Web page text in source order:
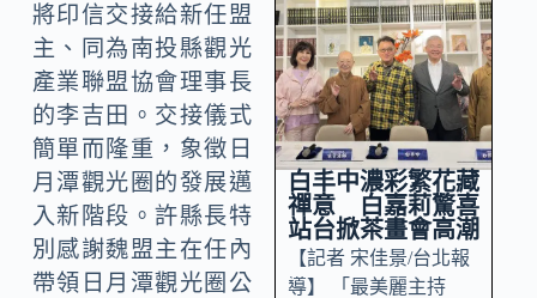
將印信交接給新任盟
主、同為南投縣觀光
產業聯盟協會理事長
的李吉田。交接儀式
簡單而隆重，象徵日
月潭觀光圈的發展邁
入新階段。許縣長特
別感謝魏盟主在任內
帶領日月潭觀光圈公
白丰中濃彩繁花藏
禪意 白嘉莉驚喜
站台掀茶畫會高潮
【記者 宋佳景/台北報
導】 「最美麗主持